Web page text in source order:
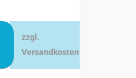
zzgl.
Versandkosten